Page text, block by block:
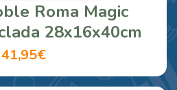
Roma Magic
28x16x40cm
41,95€